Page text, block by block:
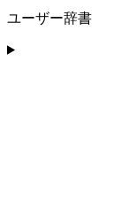
ユーザー辞書